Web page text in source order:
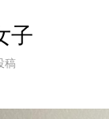
子
稿